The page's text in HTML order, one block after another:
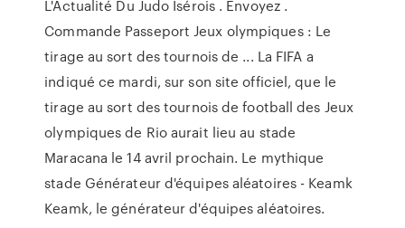
L'Actualité Du Judo Isérois . Envoyez .
Commande Passeport Jeux olympiques : Le
tirage au sort des tournois de ... La FIFA a
indiqué ce mardi, sur son site officiel, que le
tirage au sort des tournois de football des Jeux
olympiques de Rio aurait lieu au stade
Maracana le 14 avril prochain. Le mythique
stade Générateur d'équipes aléatoires - Keamk
Keamk, le générateur d'équipes aléatoires.